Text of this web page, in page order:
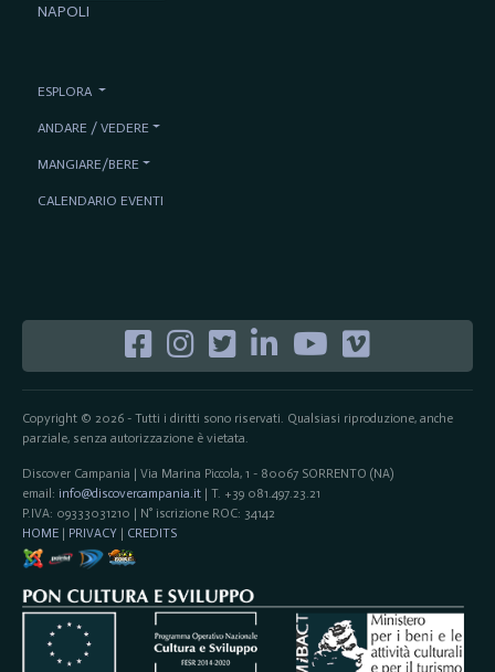
Copyright © 2026 - Tutti i diritti sono riservati. Qualsiasi riproduzione, anche
parziale, senza autorizzazione è vietata.
Discover Campania | Via Marina Piccola, 1 - 80067 SORRENTO (NA)
email: info@discovercampania.it| T. +39 081.497.23.21
P.IVA: 09333031210 | N° iscrizione ROC: 34142
HOME| PRIVACY | CREDITS
NAPOLI
ESPLORA
ANDARE / VEDERE
MANGIARE/BERE
CALENDARIO EVENTI